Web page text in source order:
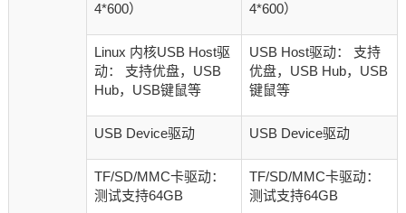
4*600）
4*600）
Linux 内核USB Host驱
动： 支持优盘，USB
Hub，USB键鼠等
USB Host驱动： 支持
优盘，USB Hub，USB
键鼠等
USB Device驱动 USB Device驱动
TF/SD/MMC卡驱动：
测试支持64GB
TF/SD/MMC卡驱动：
测试支持64GB